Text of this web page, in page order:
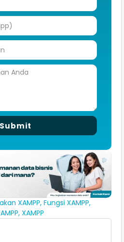
Submit
XAMPP, Fungsi XAMPP,
, XAMPP